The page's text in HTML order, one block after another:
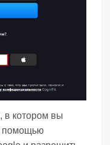
в котором вы
помощью